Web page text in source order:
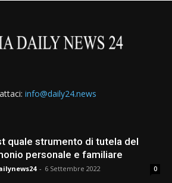
info@daily24.news
quale strumento di tutela del
personale e familiare
- 6 Settembre 2022 0